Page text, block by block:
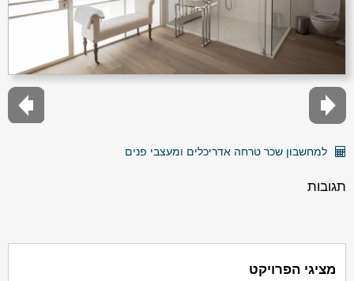
למחשבון שכר טרחה אדריכלים ומעצבי פנים
תגובות
מציגי הפרויקט